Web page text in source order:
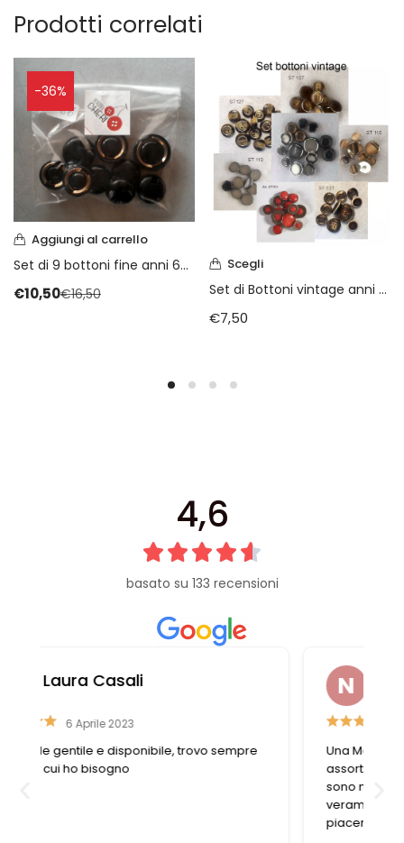
Prodotti correlati
-36%
Aggiungi al carrello
Set di 9 bottoni fine anni 60 (art. L66)
€10,50€16,50
Scegli
Set di Bottoni vintage anni 70/80
€7,50
4,6
basato su 133 recensioni
Nazzareno Romitelli
Una Merceria straordinaria , ottimo
assortimento di accessori moda , le titolari